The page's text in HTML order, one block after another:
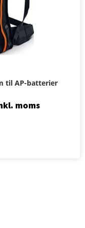
til AP-batterier
moms